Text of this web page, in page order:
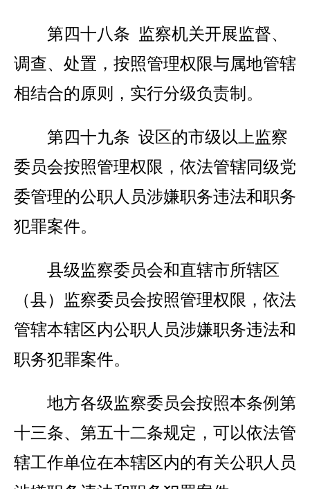
第四十八条 监察机关开展监督、
调查、处置，按照管理权限与属地管辖
相结合的原则，实行分级负责制。
第四十九条 设区的市级以上监察
委员会按照管理权限，依法管辖同级党
委管理的公职人员涉嫌职务违法和职务
犯罪案件。
县级监察委员会和直辖市所辖区
（县）监察委员会按照管理权限，依法
管辖本辖区内公职人员涉嫌职务违法和
职务犯罪案件。
地方各级监察委员会按照本条例第
十三条、第五十二条规定，可以依法管
辖工作单位在本辖区内的有关公职人员